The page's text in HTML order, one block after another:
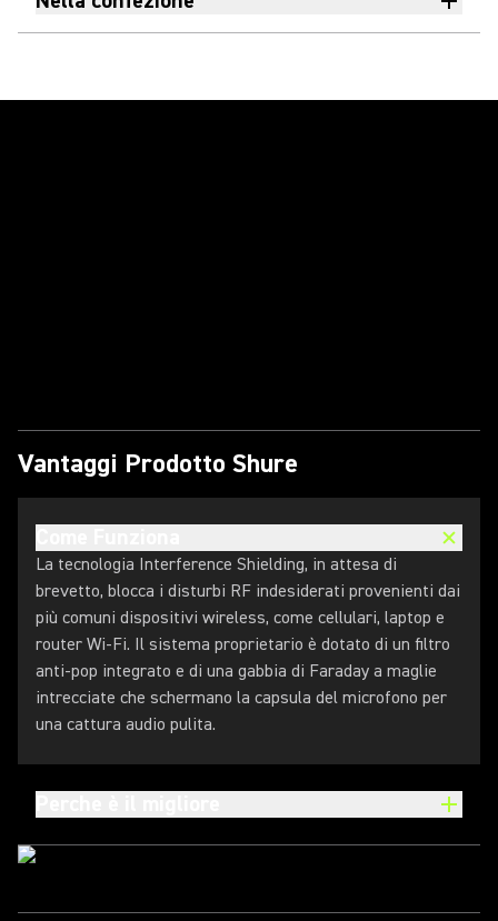
Vantaggi Prodotto Shure
La tecnologia Interference Shielding, in attesa di
brevetto, blocca i disturbi RF indesiderati provenienti dai
più comuni dispositivi wireless, come cellulari, laptop e
router Wi-Fi. Il sistema proprietario è dotato di un filtro
anti-pop integrato e di una gabbia di Faraday a maglie
intrecciate che schermano la capsula del microfono per
una cattura audio pulita.